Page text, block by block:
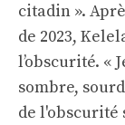
citadin ».
de 2023,
l’obscurité. «
sombre,
de l'obscurité